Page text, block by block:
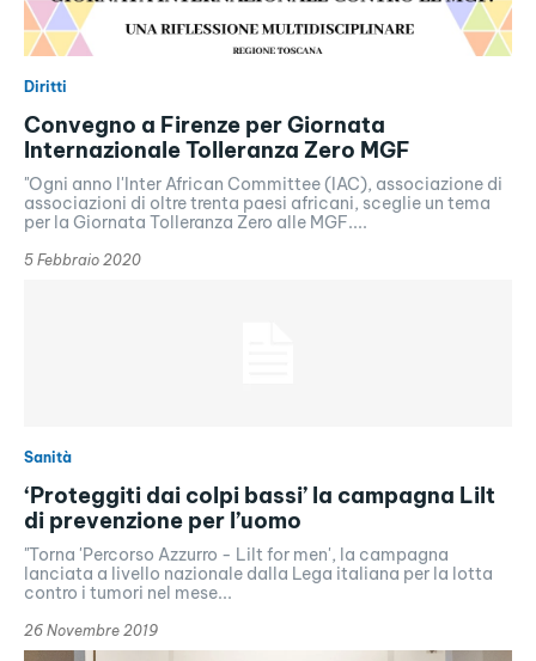
Diritti
Convegno a Firenze per Giornata
Internazionale Tolleranza Zero MGF
"Ogni anno l'Inter African Committee (IAC), associazione di
associazioni di oltre trenta paesi africani, sceglie un tema
per la Giornata Tolleranza Zero alle MGF....
5 Febbraio 2020
Sanità
‘Proteggiti dai colpi bassi’ la campagna Lilt
di prevenzione per l’uomo
"Torna 'Percorso Azzurro - Lilt for men', la campagna
lanciata a livello nazionale dalla Lega italiana per la lotta
contro i tumori nel mese...
26 Novembre 2019